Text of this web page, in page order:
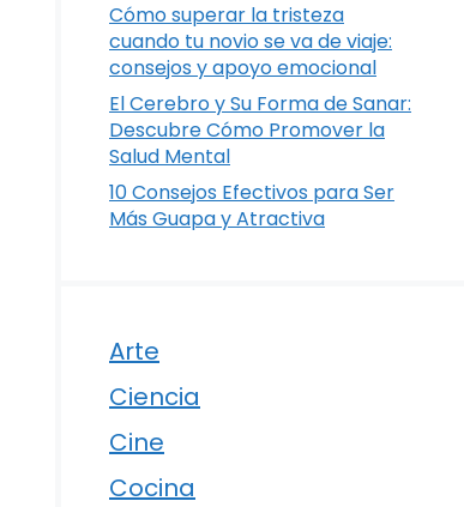
Cómo superar la tristeza
cuando tu novio se va de viaje:
consejos y apoyo emocional
El Cerebro y Su Forma de Sanar:
Descubre Cómo Promover la
Salud Mental
10 Consejos Efectivos para Ser
Más Guapa y Atractiva
Arte
Ciencia
Cine
Cocina